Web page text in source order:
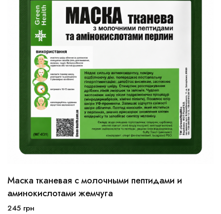
Маска тканевая с молочными пептидами и
аминокислотами жемчуга
245 грн